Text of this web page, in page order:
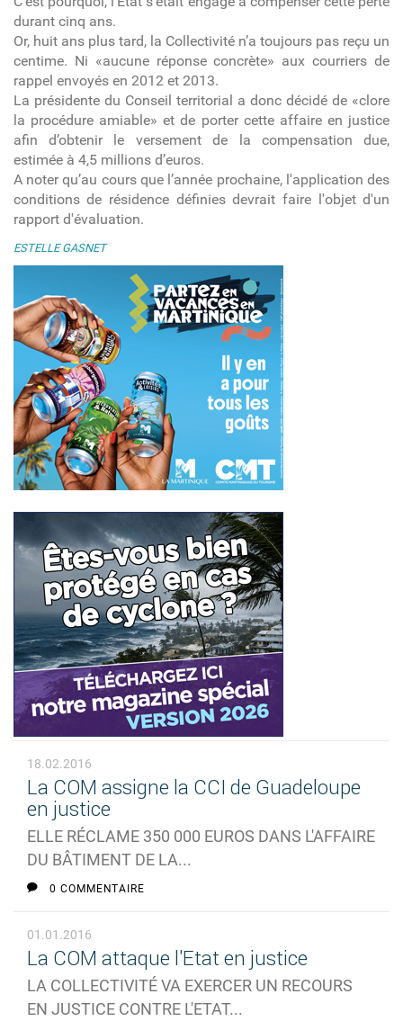
durant cinq ans.
Or, huit ans plus tard, la Collectivité n’a toujours pas reçu un
centime. Ni «aucune réponse concrète» aux courriers de
rappel envoyés en 2012 et 2013.
La présidente du Conseil territorial a donc décidé de «clore
la procédure amiable» et de porter cette affaire en justice
afin d’obtenir le versement de la compensation due,
estimée à 4,5 millions d’euros.
A noter qu’au cours que l’année prochaine, l'application des
conditions de résidence définies devrait faire l'objet d'un
rapport d'évaluation.
ESTELLE GASNET
18.02.2016
La COM assigne la CCI de Guadeloupe
en justice
ELLE RÉCLAME 350 000 EUROS DANS L'AFFAIRE
DU BÂTIMENT DE LA...
0 COMMENTAIRE
01.01.2016
La COM attaque l'Etat en justice
LA COLLECTIVITÉ VA EXERCER UN RECOURS
EN JUSTICE CONTRE L'ETAT...